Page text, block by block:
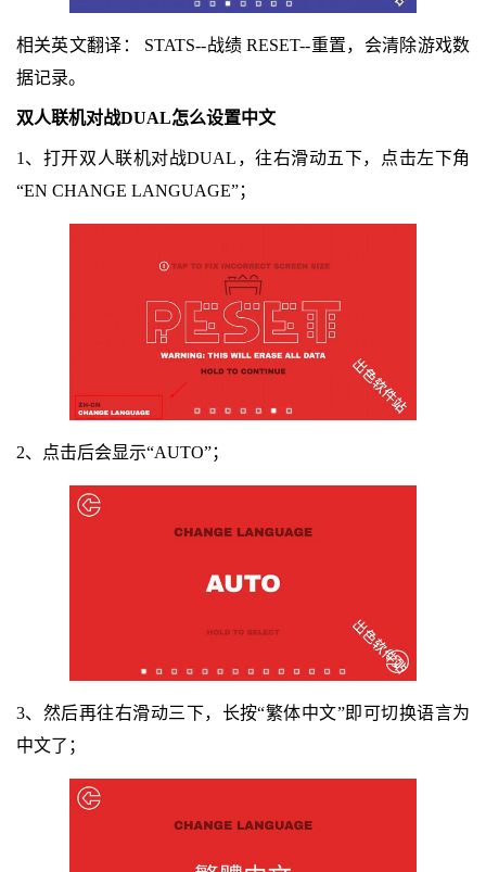
相关英文翻译： STATS--战绩 RESET--重置，会清除游戏数
据记录。
双人联机对战DUAL怎么设置中文
1、打开双人联机对战DUAL，往右滑动五下，点击左下角
“EN CHANGE LANGUAGE”；
2、点击后会显示“AUTO”；
3、然后再往右滑动三下，长按“繁体中文”即可切换语言为
中文了；